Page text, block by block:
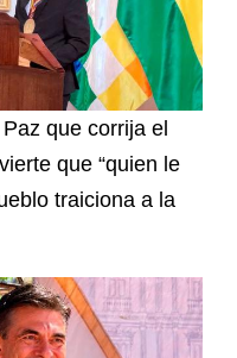
que corrija el
que “quien le
traiciona a la